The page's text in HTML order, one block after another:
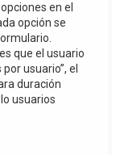
en el
opción se
que el usuario
usuario”, el
duración
usuarios